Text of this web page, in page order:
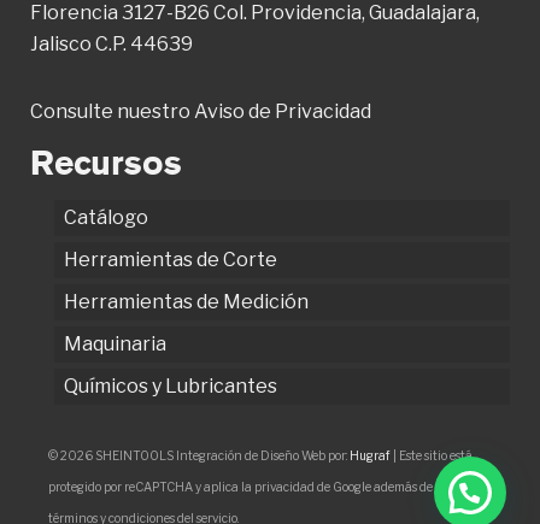
Florencia 3127-B26 Col. Providencia, Guadalajara,
Jalisco C.P. 44639
Consulte nuestro Aviso de Privacidad
Recursos
Catálogo
Herramientas de Corte
Herramientas de Medición
Maquinaria
Químicos y Lubricantes
© 2026 SHEINTOOLS Integración de Diseño Web por: Hugraf | Este sitio está
protegido por reCAPTCHA y aplica la privacidad de Google además de los
términos y condiciones del servicio.